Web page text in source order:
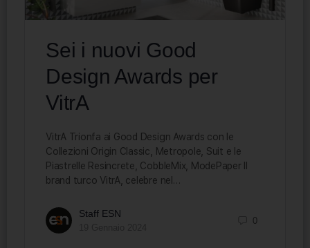
Sei i nuovi Good
Design Awards per
VitrA
VitrA Trionfa ai Good Design Awards con le
Collezioni Origin Classic, Metropole, Suit e le
Piastrelle Resincrete, CobbleMix, ModePaper Il
brand turco VitrA, celebre nel…
Staff ESN
0